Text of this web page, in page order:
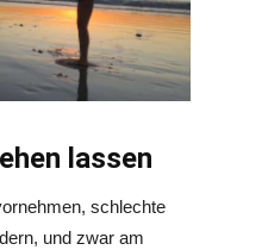
lassen
schlechte
und zwar am